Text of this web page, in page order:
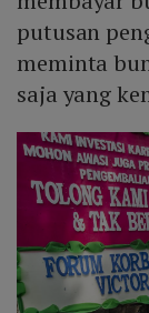
putusan
meminta
saja yang